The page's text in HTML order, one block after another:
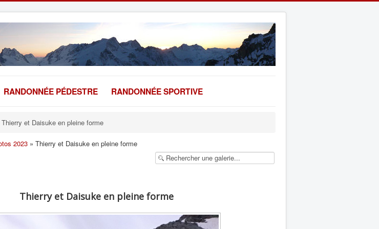
RANDONNÉE PÉDESTRE RANDONNÉE SPORTIVE
Thierry et Daisuke en pleine forme
2023 » Thierry et Daisuke en pleine forme
Thierry et Daisuke en pleine forme